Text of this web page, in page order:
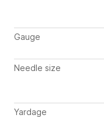
Gauge
Needle size
Yardage